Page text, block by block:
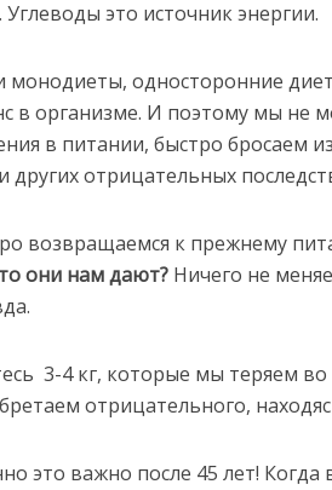
Углеводы это источник энергии.
монодиеты, односторонние
в организме. И поэтому мы не
в питании, быстро бросаем
других отрицательных
возвращаемся к прежнему
они нам дают? Ничего не
3-4 кг, которые мы теряем
отрицательного,
это важно после 45 лет!